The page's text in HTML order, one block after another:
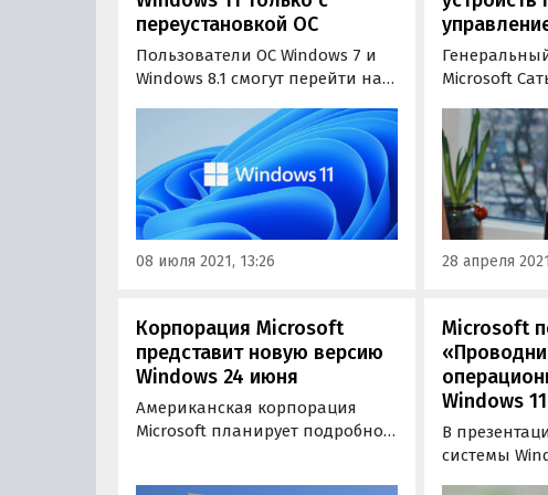
переустановкой ОС
Пользователи ОС Windows 7 и
Windows 8.1 смогут перейти на
полной переустановки
операционной системы. Об
этом в Сети сообщили
несколько зарубежных
порталов.
08 июля 2021, 13:26
Microsoft
миллиарда
Windows 10.
объявлено
увеличении
компании в
2021 года по
28 апреля
Корпорация Microsoft
представит новую версию
Windows 24 июня
Американская корпорация
Microsoft планирует подробно
Microsoft
Windows 11
В
системы